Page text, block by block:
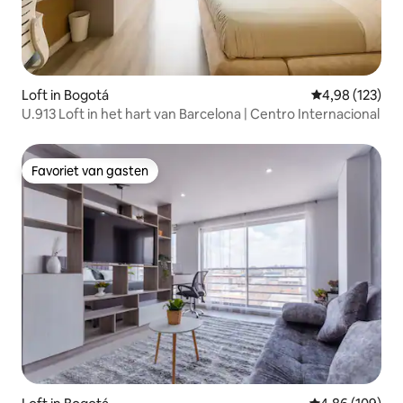
Loft in Bogotá Gemiddelde
4,98 (123)
U.913 Loft in het hart van Barcelona | Centro Internacional
Favoriet van gasten
Favoriet van gasten